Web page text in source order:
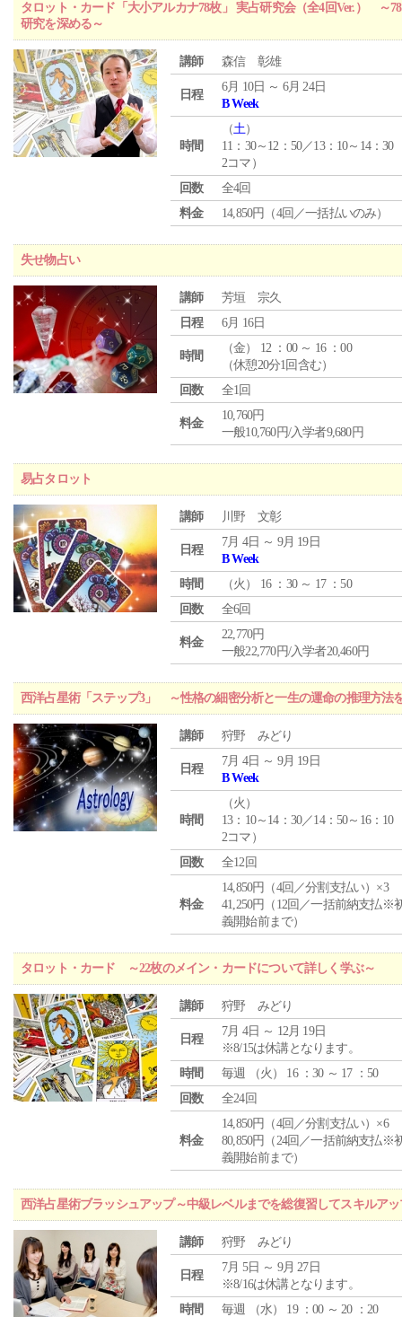
タロット・カード「大小アルカナ78枚」 実占研究会（全4回Ver.） ～
研究を深める～
講師 森信 彰雄
日程
6月 10日 ～ 6月 24日
B Week
時間
（土）
11：30～12：50／13：10～14：30
2コマ）
回数
全4回
料金
14,850円（4回／一括払いのみ）
失せ物占い
講師
芳垣 宗久
日程
6月 16日
時間
（金） 12 ：00 ～ 16 ：00
（休憩20分1回含む）
回数
全1回
料金
10,760円
一般10,760円/入学者9,680円
易占タロット
講師 川野 文彰
日程
7月 4日 ～ 9月 19日
B Week
時間
（火 ） 16 ：30 ～ 17 ：50
回数
全6回
料金
22,770円
一般22,770円/入学者20,460円
西洋占星術「ステップ3」 ～性格の細密分析と一生の運命の推理方法
講師 狩野 みどり
日程
7月 4日 ～ 9月 19日
B Week
時間
（火 ）
13：10～14：30／14：50～16：10
2コマ）
回数
全12回
料金
14,850円（4回／分割支払い）×3
41,250円（12回／一括前納支払※
義開始前まで）
タロット・カード ～22枚のメイン・カードについて詳しく学ぶ～
講師 狩野 みどり
日程
7月 4日 ～ 12月 19日
※8/15は休講となります。
時間
毎週 （火 ） 16 ：30 ～ 17 ：50
回数
全24回
料金
14,850円（4回／分割支払い）×6
80,850円（24回／一括前納支払※
義開始前まで）
西洋占星術ブラッシュアップ～中級レベルまでを総復習してスキルア
講師 狩野 みどり
日程
7月 5日 ～ 9月 27日
※8/16は休講となります。
時間
毎週 （水） 19 ：00 ～ 20 ：20